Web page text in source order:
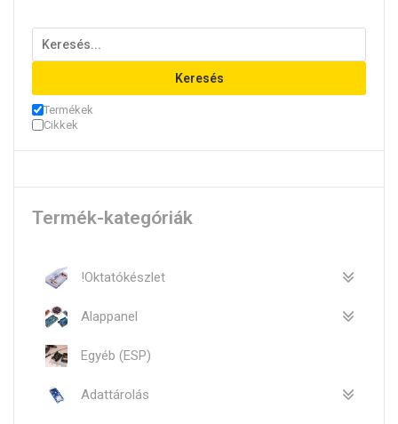
Keresés
Termékek
Cikkek
Termék-kategóriák
!Oktatókészlet
Alappanel
Egyéb (ESP)
Adattárolás